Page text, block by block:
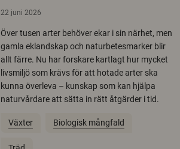
22 juni 2026
Över tusen arter behöver ekar i sin närhet, men
gamla eklandskap och naturbetesmarker blir
allt färre. Nu har forskare kartlagt hur mycket
livsmiljö som krävs för att hotade arter ska
kunna överleva – kunskap som kan hjälpa
naturvårdare att sätta in rätt åtgärder i tid.
Växter Biologisk mångfald